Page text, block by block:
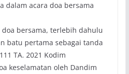
dalam acara doa bersama
doa bersama, terlebih dahulu
batu pertama sebagai tanda
TA. 2021 Kodim
keselamatan oleh Dandim